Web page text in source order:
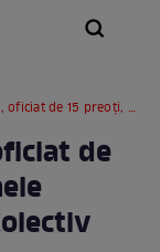
victimele incendiului din Clubul Colectiv
de